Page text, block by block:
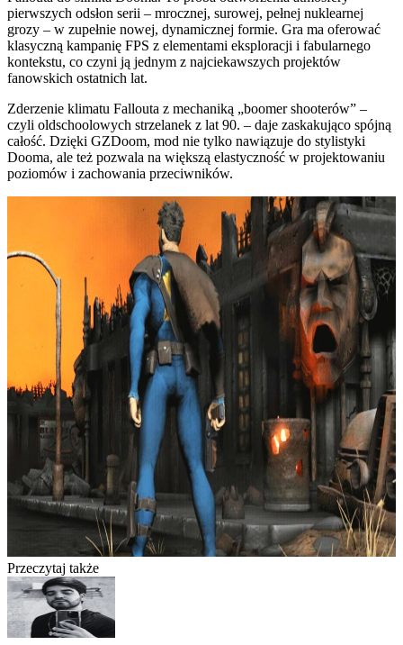
pierwszych odsłon serii – mrocznej, surowej, pełnej nuklearnej
grozy – w zupełnie nowej, dynamicznej formie. Gra ma oferować
klasyczną kampanię FPS z elementami eksploracji i fabularnego
kontekstu, co czyni ją jednym z najciekawszych projektów
fanowskich ostatnich lat.
Zderzenie klimatu Fallouta z mechaniką „boomer shooterów” –
czyli oldschoolowych strzelanek z lat 90. – daje zaskakująco spójną
całość. Dzięki GZDoom, mod nie tylko nawiązuje do stylistyki
Dooma, ale też pozwala na większą elastyczność w projektowaniu
poziomów i zachowania przeciwników.
Przeczytaj także